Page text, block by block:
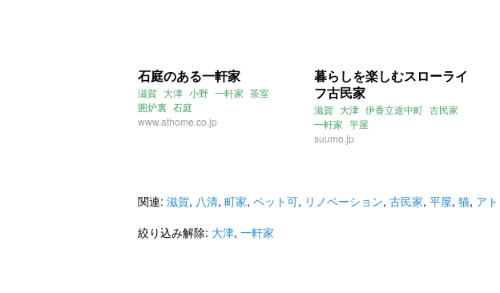
石庭のある一軒家
滋賀 大津 小野 一軒家 茶室
囲炉裏 石庭
www.athome.co.jp
暮らしを楽しむスローライ
フ古民家
滋賀 大津 伊香立途中町 古民家
一軒家 平屋
suumo.jp
関連: 滋賀, 八清, 町家, ペット可, リノベーション, 古民家, 平屋, 猫, ア
絞り込み解除: 大津, 一軒家